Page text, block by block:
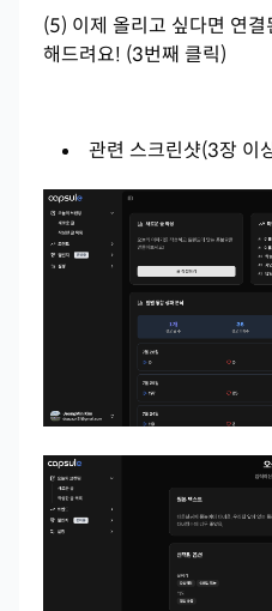
(5) 이제 올리고 싶다면 연
해드려요! (3번째 클릭)
관련 스크린샷(3장 이